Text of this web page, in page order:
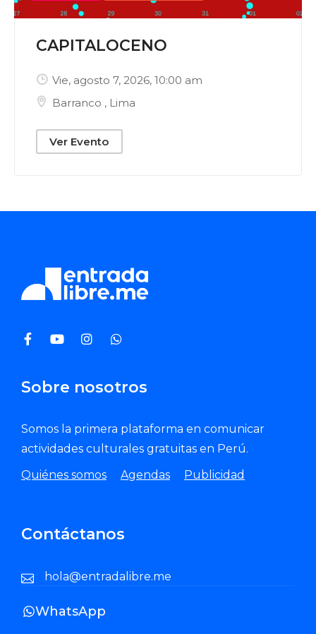
CAPITALOCENO
Vie, agosto 7, 2026, 10:00 am
Barranco , Lima
Ver Evento
Sobre nosotros
Somos la primera plataforma en comunicar
actividades culturales gratuitas en Perú.
Quiénes somos
Agendas Publicidad
Contáctanos
hola@entradalibre.me
WhatsApp